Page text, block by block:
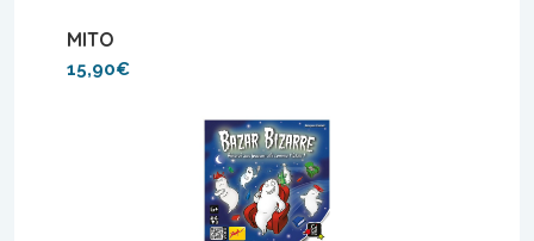
MITO
15,90€